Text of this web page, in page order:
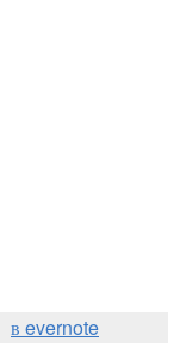
в evernote